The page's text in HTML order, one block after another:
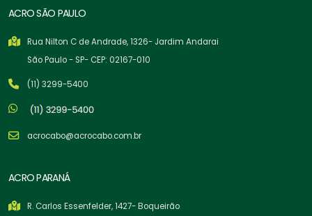
ACRO SÃO PAULO
Rua Nilton C de Andrade, 1326- Jardim Andarai
São Paulo - SP- CEP: 02167-010
(11) 3299-5400
acrocabo@acrocabo.com.br
ACRO PARANÁ
R. Carlos Essenfelder, 1427- Boqueirão